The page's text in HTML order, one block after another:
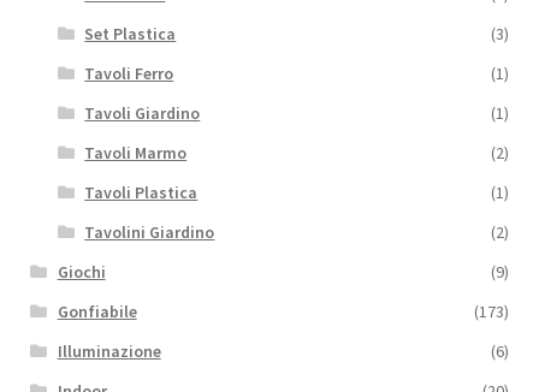
Set Plastica
(3)
Tavoli Ferro
(1)
Tavoli Giardino
(1)
Tavoli Marmo
(2)
Tavoli Plastica
(1)
Tavolini Giardino
(2)
Giochi
(9)
Gonfiabile
(173)
Illuminazione
(6)